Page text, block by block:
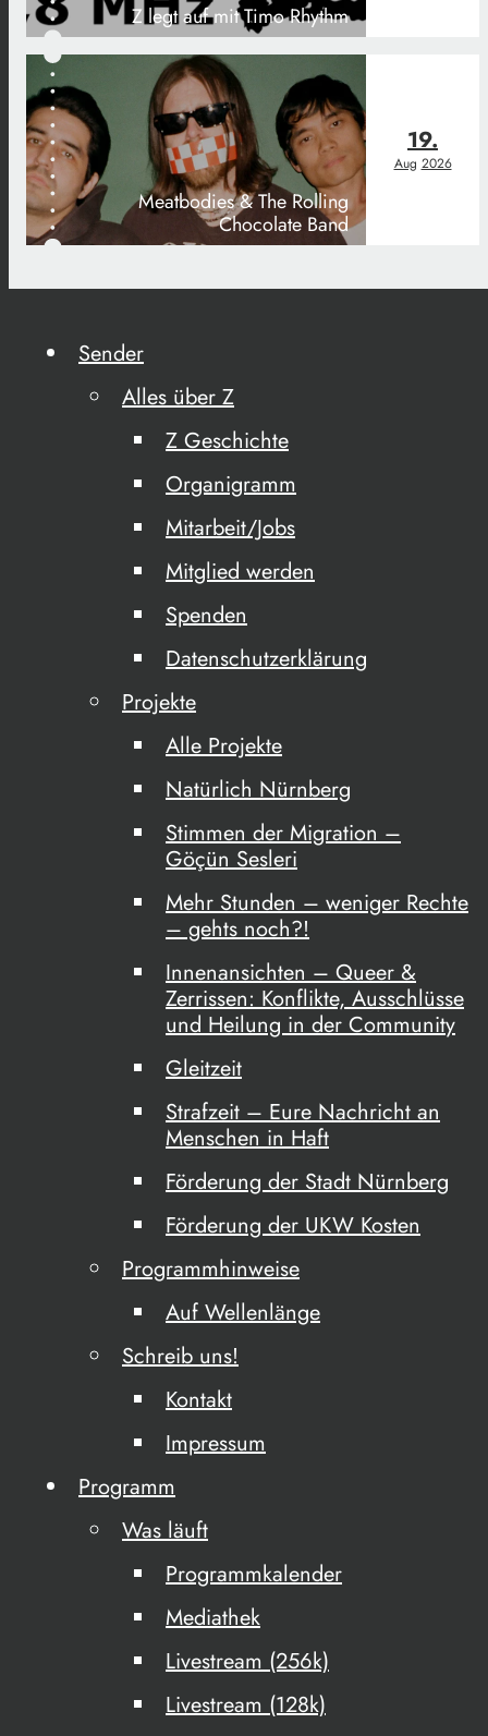
Z legt auf mit Timo Rhythm
Meatbodies & The Rolling
Chocolate Band
19.
Aug 2026
Sender
Alles über Z
Z Geschichte
Organigramm
Mitarbeit/Jobs
Mitglied werden
Spenden
Datenschutzerklärung
Projekte
Alle Projekte
Natürlich Nürnberg
Stimmen der Migration –
Göçün Sesleri
Mehr Stunden – weniger Rechte
– gehts noch?!
Innenansichten – Queer &
Zerrissen: Konflikte, Ausschlüsse
und Heilung in der Community
Gleitzeit
Strafzeit – Eure Nachricht an
Menschen in Haft
Förderung der Stadt Nürnberg
Förderung der UKW Kosten
Programmhinweise
Auf Wellenlänge
Schreib uns!
Kontakt
Impressum
Programm
Was läuft
Programmkalender
Mediathek
Livestream (256k)
Livestream (128k)